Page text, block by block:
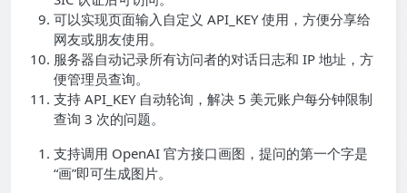
可以实现页面输入自定义 API_KEY 使用，方便分享给
网友或朋友使用。
服务器自动记录所有访问者的对话日志和 IP 地址，方
便管理员查询。
支持 API_KEY 自动轮询，解决 5 美元账户每分钟限制
查询 3 次的问题。
支持调用 OpenAI 官方接口画图，提问的第一个字是
“画”即可生成图片。